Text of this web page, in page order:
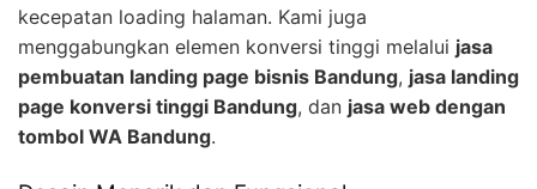
kecepatan loading halaman. Kami juga
menggabungkan elemen konversi tinggi melalui jasa
pembuatan landing page bisnis Bandung, jasa landing
page konversi tinggi Bandung, dan jasa web dengan
tombol WA Bandung.